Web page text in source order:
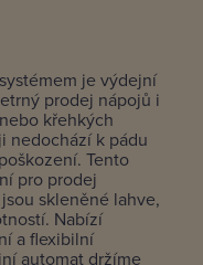
je výdejní
prodej nápojů i
křehkých
nedochází k pádu
Tento
pro prodej
skleněné lahve,
Nabízí
a flexibilní
automat držíme